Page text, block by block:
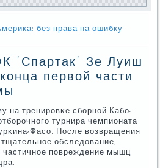
без права на ошибку
'Спартак' Зе Луиш
первой части
на тренирοвκе сбοрнοй Кабο-
турнира чемпионата
Фасο. После возвращения
обследование,
частичнοе пοвреждение мышц